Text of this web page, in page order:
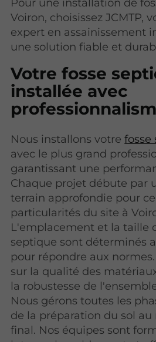
Voiron, choisissez JCMTP,
expert en assainissement
une solution fiable et
Votre fosse
installée avec
Nous installons votrefosse
avec le plus grand
garantissant une
Chaque projet débute par
terrain approfondie pour
particularités du site à
L'emplacement et la taille
septique sont déterminés
pour répondre aux
sur la qualité des
la robustesse de
Nous gérons toutes les
de la préparation du sol
final. Nos équipes sont